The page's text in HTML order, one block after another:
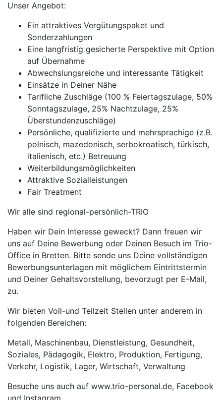
Unser Angebot:
Ein attraktives Vergütungspaket und
Sonderzahlungen
Eine langfristig gesicherte Perspektive mit Option
auf Übernahme
Abwechslungsreiche und interessante Tätigkeit
Einsätze in Deiner Nähe
Tarifliche Zuschläge (100 % Feiertagszulage, 50%
Sonntagszulage, 25% Nachtzulage, 25%
Überstundenzuschläge)
Persönliche, qualifizierte und mehrsprachige (z.B.
polnisch, mazedonisch, serbokroatisch, türkisch,
italienisch, etc.) Betreuung
Weiterbildungsmöglichkeiten
Attraktive Sozialleistungen
Fair Treatment
Wir alle sind regional-persönlich-TRIO
Haben wir Dein Interesse geweckt? Dann freuen wir
uns auf Deine Bewerbung oder Deinen Besuch im Trio-
Office in Bretten. Bitte sende uns Deine vollständigen
Bewerbungsunterlagen mit möglichem Eintrittstermin
und Deiner Gehaltsvorstellung, bevorzugt per E-Mail,
zu.
Wir bieten Voll-und Teilzeit Stellen unter anderem in
folgenden Bereichen:
Metall, Maschinenbau, Dienstleistung, Gesundheit,
Soziales, Pädagogik, Elektro, Produktion, Fertigung,
Verkehr, Logistik, Lager, Wirtschaft, Verwaltung
Besuche uns auch auf www.trio-personal.de, Facebook
und Instagram